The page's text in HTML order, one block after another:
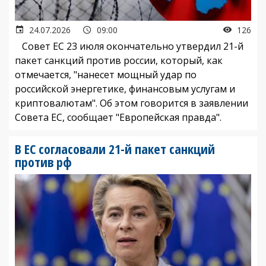
24.07.2026 09:00 126
Совет ЕС 23 июля окончательно утвердил 21-й
пакет санкций против россии, который, как
отмечается, "нанесет мощный удар по
российской энергетике, финансовым услугам и
криптовалютам". Об этом говорится в заявлении
Совета ЕС, сообщает "Европейская правда".
В ЕС согласовали 21-й пакет санкций
против рф